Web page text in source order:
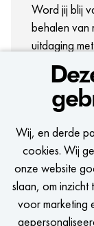
Wij, en derde
cookies. Wij
onze website
slaan, om
voor marketing
Word jij blij
behalen van
uitdaging
Assistant
lead in
BEKIJK